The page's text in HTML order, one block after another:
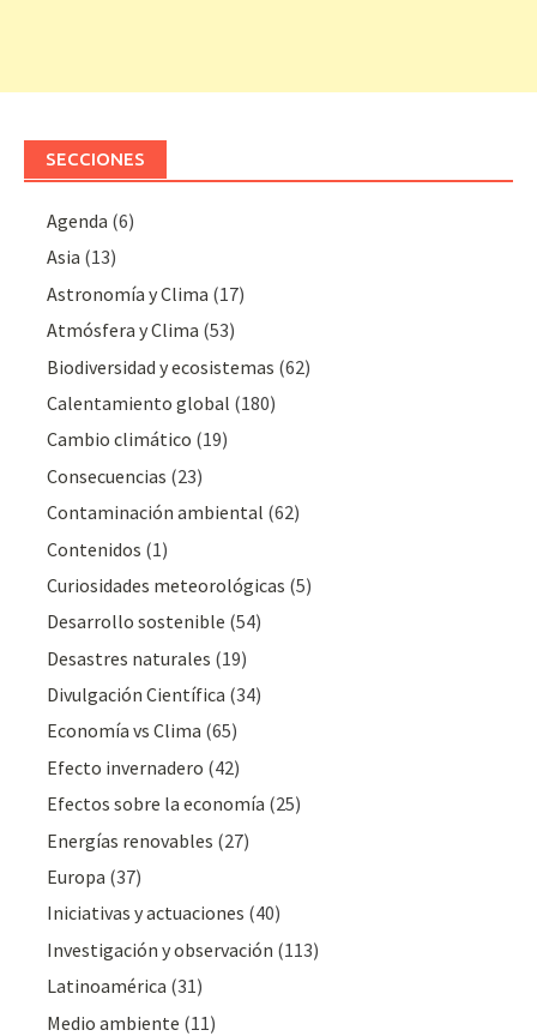
SECCIONES
Agenda (6)
Asia (13)
Astronomía y Clima (17)
Atmósfera y Clima (53)
Biodiversidad y ecosistemas (62)
Calentamiento global (180)
Cambio climático (19)
Consecuencias (23)
Contaminación ambiental (62)
Contenidos (1)
Curiosidades meteorológicas (5)
Desarrollo sostenible (54)
Desastres naturales (19)
Divulgación Cientí­fica (34)
Economía vs Clima (65)
Efecto invernadero (42)
Efectos sobre la economía (25)
Energías renovables (27)
Europa (37)
Iniciativas y actuaciones (40)
Investigación y observación (113)
Latinoamérica (31)
Medio ambiente (11)